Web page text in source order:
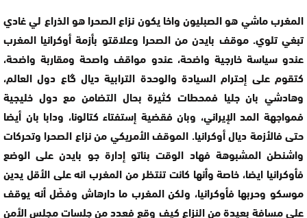
المغرب ماشي هو الصبليون واخا يكون نزاع الصحرا هو الذراع لي غادي
تبغي تلوي. موقف بايدن من الصحرا وعلاقتو بأزمة أوكرانيا المغرب
عندو سياسة خارجية واضحة، عندو مواقف واصحة ومقاربة واضحة،
كتقوم على إحترام السيادة والوحدة الترابية ديال گاع دول العالم،
وهادشي بان جليا فمحطات كثيرة بحال التضامن مع دول خليجية
فمواجهة المد الإيراني، وبان فقضية إستفتاء كتالونا، ودابا بان أيضا
حتى فالأزمة ديال أوكرانيا. الموقف الأمريكي من نزاع الصحرا وتحركات
واشنطن المشبوهة فهاد الوقت بناتو إدارة جو بايدن على الوضع
فأوكرانيا ايضا، خاصة وأنها كانت تنتظر من المغرب انه على الأقل يدين
موسكو وحربها فأوكرانيا، ولكن المغرب ما دارهاش وفضّل أنه يوقف
على مسافة بعيدة من النزاع كيف وقع فعدد من جلسات مجلس الأمن